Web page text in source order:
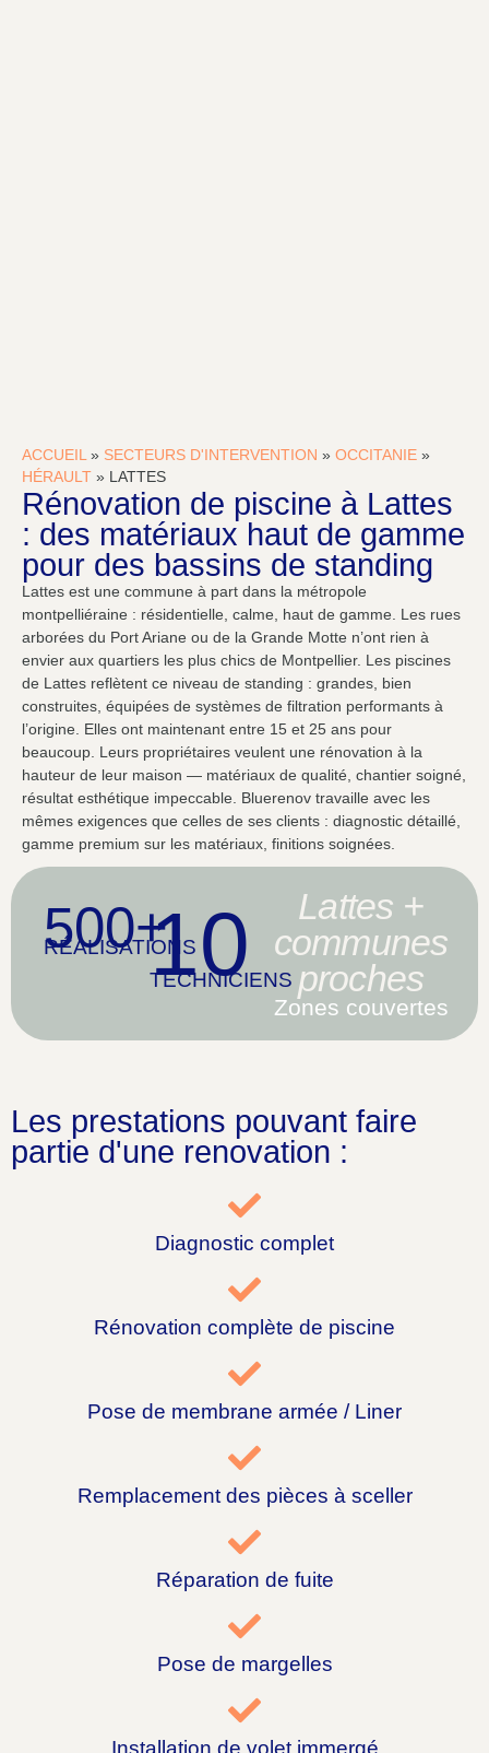
ACCUEIL» SECTEURS D'INTERVENTION » OCCITANIE »
HÉRAULT » LATTES
Rénovation de piscine à Lattes
: des matériaux haut de gamme
pour des bassins de standing
Lattes est une commune à part dans la métropole
montpelliéraine : résidentielle, calme, haut de gamme. Les rues
arborées du Port Ariane ou de la Grande Motte n’ont rien à
envier aux quartiers les plus chics de Montpellier. Les piscines
de Lattes reflètent ce niveau de standing : grandes, bien
construites, équipées de systèmes de filtration performants à
l’origine. Elles ont maintenant entre 15 et 25 ans pour
beaucoup. Leurs propriétaires veulent une rénovation à la
hauteur de leur maison — matériaux de qualité, chantier soigné,
résultat esthétique impeccable. Bluerenov travaille avec les
mêmes exigences que celles de ses clients : diagnostic détaillé,
gamme premium sur les matériaux, finitions soignées.
500+
RÉALISATIONS10
TECHNICIENS
Lattes +
communes
proches
Zones couvertes
Les prestations pouvant faire
partie d'une renovation :
Diagnostic complet
Rénovation complète de piscine
Pose de membrane armée / Liner
Remplacement des pièces à sceller
Réparation de fuite
Pose de margelles
Installation de volet immergé